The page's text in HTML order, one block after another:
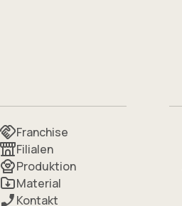
Franchise
Filialen
Produktion
Material
Kontakt